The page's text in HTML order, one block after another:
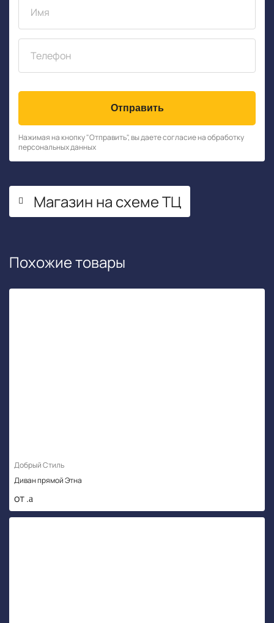
Отправить
Нажимая на кнопку "Отправить", вы даете согласие на обработку
персональных данных
Магазин на схеме ТЦ
Похожие товары
Добрый Стиль
Диван прямой Этна
от .